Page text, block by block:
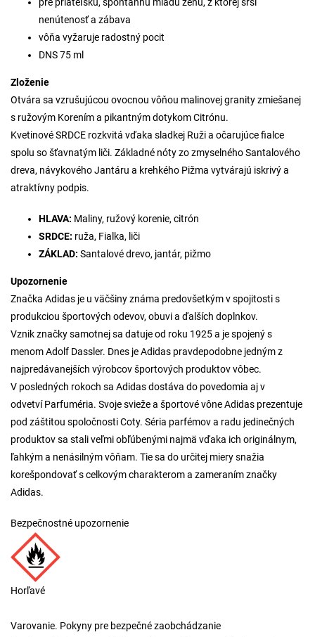
nenútenosť a zábava
vôňa vyžaruje radostný pocit
DNS 75 ml
Zloženie
Otvára sa vzrušujúcou ovocnou vôňou malinovej granity zmiešanej
s ružovým Koreníma pikantným dotykomCitrónu.
KvetinovéSRDCE rozkvitá vďaka sladkej Ružia očarujúce fialce
spolu so šťavnatým liči. Základné nóty zo zmyselnéhoSantalového
dreva, návykovéhoJantáru a krehkého Pižma vytvárajú iskrivý a
atraktívny podpis.
HLAVA: Maliny, ružový korenie, citrón
SRDCE: ruža, Fialka, liči
ZÁKLAD: Santalové drevo, jantár, pižmo
Upozornenie
Značka Adidas je u väčšiny známa predovšetkým v spojitosti s
produkciou športových odevov, obuvi a ďalších doplnkov.
Vznik značky samotnej sa datuje od roku 1925 a je spojený s
menom Adolf Dassler. Dnes je Adidas pravdepodobne jedným z
najpredávanejších výrobcov športových produktov vôbec.
V posledných rokoch sa Adidas dostáva do povedomia aj v
odvetví Parfuméria. Svoje svieže a športové vône Adidas prezentuje
pod záštitou spoločnosti Coty. Séria parfémov a radu jedinečných
produktov sa stali veľmi obľúbenými najmä vďaka ich originálnym,
ľahkým a nenásilným vôňam. Tie sa do určitej miery snažia
korešpondovať s celkovým charakterom a zameraním značky
Adidas.
Bezpečnostné upozornenie
Horľavé
Varovanie. Pokyny pre bezpečné zaobchádzanie